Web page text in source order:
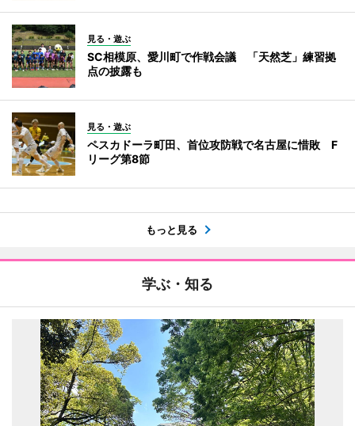
見る・遊ぶ
SC相模原、愛川町で作戦会議 「天然芝」練習拠
点の披露も
見る・遊ぶ
ペスカドーラ町田、首位攻防戦で名古屋に惜敗 F
リーグ第8節
もっと見る
学ぶ・知る